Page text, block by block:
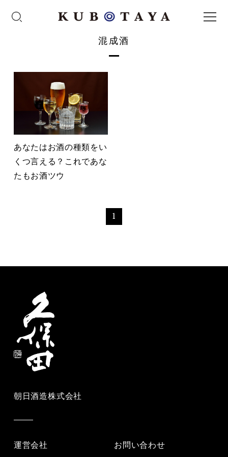
混成酒
あなたはお酒の種類をい
くつ言える？これであな
たもお酒ツウ
1
朝日酒造株式会社
運営会社 お問い合わせ